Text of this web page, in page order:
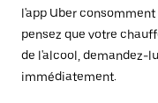
l'app Uber consomment
pensez que votre
de l'alcool, demandez-
immédiatement.